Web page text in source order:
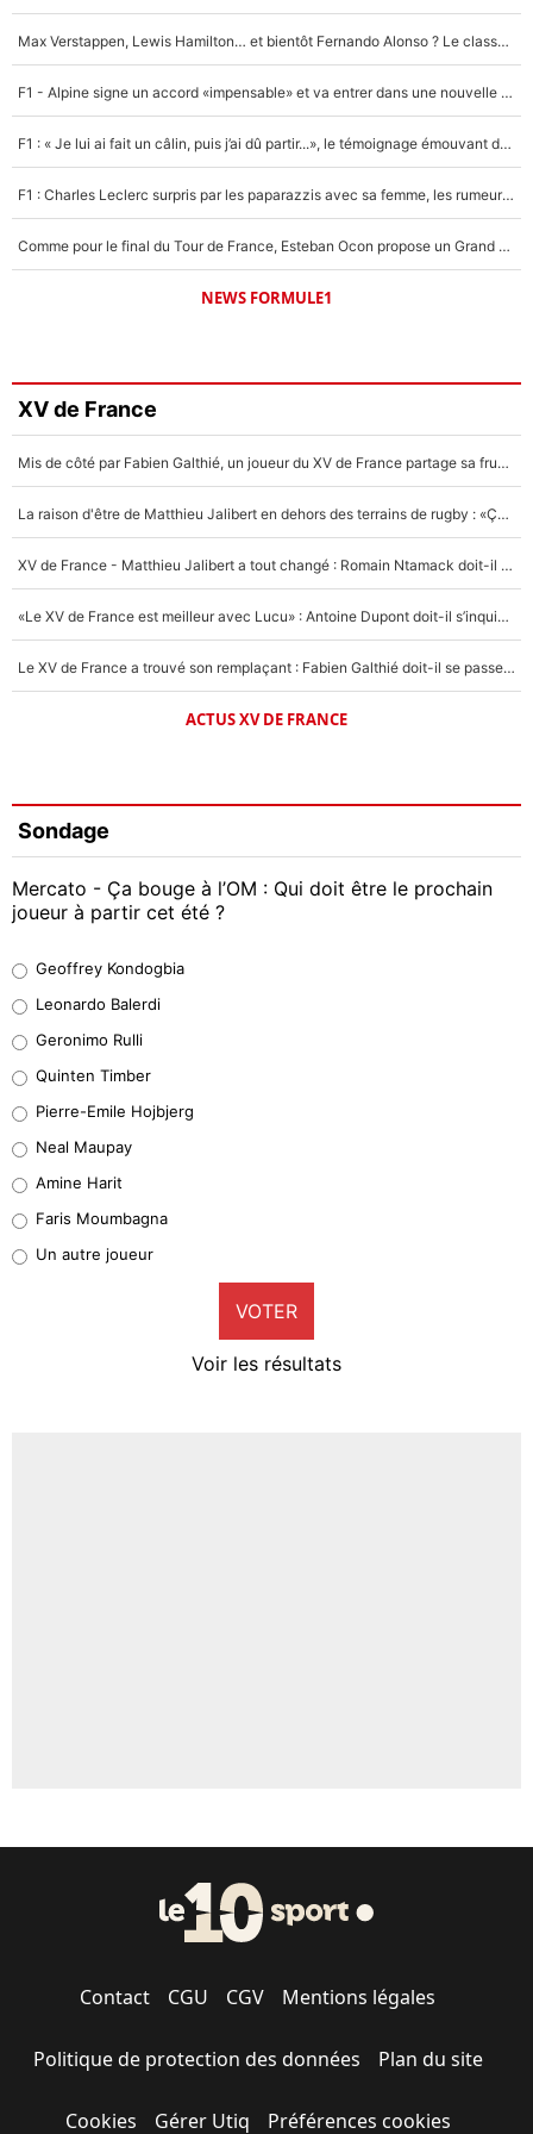
Max Verstappen, Lewis Hamilton… et bientôt Fernando Alonso ? Le classement des pilotes les mieux payés en Formule 1 risque de changer !
F1 - Alpine signe un accord «impensable» et va entrer dans une nouvelle dimension : Grande nouvelle pour Pierre Gasly !
F1 : « Je lui ai fait un câlin, puis j’ai dû partir...», le témoignage émouvant de Max Verstappen sur sa fille
F1 : Charles Leclerc surpris par les paparazzis avec sa femme, les rumeurs étaient vraies !
Comme pour le final du Tour de France, Esteban Ocon propose un Grand Prix de Formule 1 à Paris : «Autour de l’Arc de Triomphe, ce serait génial» !
NEWS FORMULE1
XV de France
Mis de côté par Fabien Galthié, un joueur du XV de France partage sa frustration : «ils ne me l’ont pas dit tout de suite»
La raison d'être de Matthieu Jalibert en dehors des terrains de rugby : «Ça m'atteint autant que si tu touches à un membre de ma famille»
XV de France - Matthieu Jalibert a tout changé : Romain Ntamack doit-il s’inquiéter pour sa place à un an de la Coupe du monde ?
«Le XV de France est meilleur avec Lucu» : Antoine Dupont doit-il s’inquiéter pour sa place ?
Le XV de France a trouvé son remplaçant : Fabien Galthié doit-il se passer d'Antoine Dupont ?
ACTUS XV DE FRANCE
Sondage
Mercato - Ça bouge à l’OM : Qui doit être le prochain
joueur à partir cet été ?
38%
32%
5%
1%
9%
Geoffrey Kondogbia
Leonardo Balerdi
Geronimo Rulli
Quinten Timber
Pierre-Emile Hojbjerg
Neal Maupay
Amine Harit
Faris Moumbagna
Un autre joueur
VOTER
Voir les résultats
Contact CGU CGV Mentions légales
Politique de protection des données Plan du site
Cookies Gérer Utiq Préférences cookies